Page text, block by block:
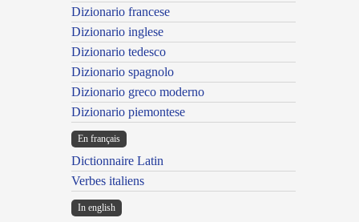
Dizionario francese
Dizionario inglese
Dizionario tedesco
Dizionario spagnolo
Dizionario greco moderno
Dizionario piemontese
En français
Dictionnaire Latin
Verbes italiens
In english